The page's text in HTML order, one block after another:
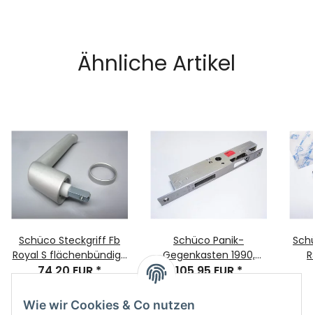
Wie wir Cookies & Co nutzen
Ähnliche Artikel
Schüco Steckgriff Fb
Royal S flächenbündige
Fenster EV1 für Getriebe
74,20 EUR*
Schüco Panik-
Gegenkasten 1990,
35Dorn RA:M6 F270x24
Fallenaufnahme:B=14mm
105,95 EUR*